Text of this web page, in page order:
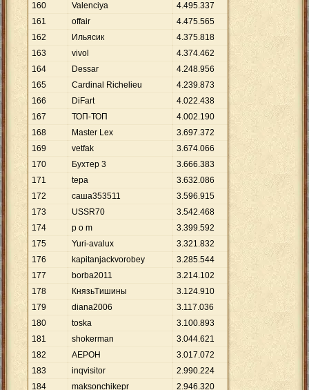
160
Valenciya 4.495.337
161
offair 4.475.565
162
Ильясик 4.375.818
163
vivol 4.374.462
164
Dessar 4.248.956
165
Cardinal Richelieu 4.239.873
166
DiFart 4.022.438
167
ТОП-ТОП 4.002.190
168
Master Lex 3.697.372
169
vetfak 3.674.066
170
Бухтер 3 3.666.383
171
tepa 3.632.086
172
саша353511 3.596.915
173
USSR70 3.542.468
174
p o m 3.399.592
175
Yuri-avalux 3.321.832
176
kapitanjackvorobey 3.285.544
177
borba2011 3.214.102
178
КнязьTишины 3.124.910
179
diana2006 3.117.036
180
toskа 3.100.893
181
shokerman 3.044.621
182
AEPOH 3.017.072
183
inqvisitor 2.990.224
184
maksonchikepr 2.946.320